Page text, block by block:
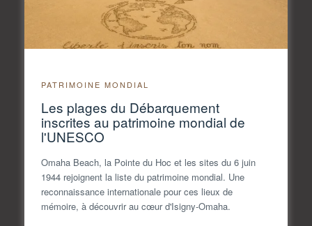
©IsignyOmahaTourisme
SORTIE ACCOMPAGNÉE EN
CANOË SUR L’ELLE À NEUILLY-
LA-FORÊT (14).
Retour à la liste
Sortie accompagnée en canoë sur l’Elle à
Neuilly-la-Forêt (14).
PATRIMOINE MONDIAL
Les plages du Débarquement
inscrites au patrimoine mondial de
l'UNESCO
Omaha Beach, la Pointe du Hoc et les sites du 6 juin
1944 rejoignent la liste du patrimoine mondial. Une
reconnaissance internationale pour ces lieux de
mémoire, à découvrir au cœur d'Isigny-Omaha.